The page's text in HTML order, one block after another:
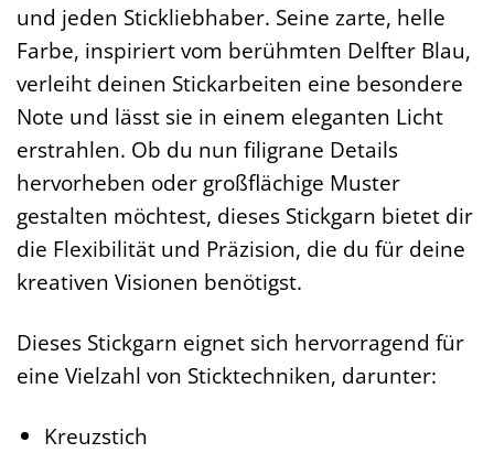
und jeden Stickliebhaber. Seine zarte, helle
Farbe, inspiriert vom berühmten Delfter Blau,
verleiht deinen Stickarbeiten eine besondere
Note und lässt sie in einem eleganten Licht
erstrahlen. Ob du nun filigrane Details
hervorheben oder großflächige Muster
gestalten möchtest, dieses Stickgarn bietet dir
die Flexibilität und Präzision, die du für deine
kreativen Visionen benötigst.
Dieses Stickgarn eignet sich hervorragend für
eine Vielzahl von Sticktechniken, darunter:
Kreuzstich